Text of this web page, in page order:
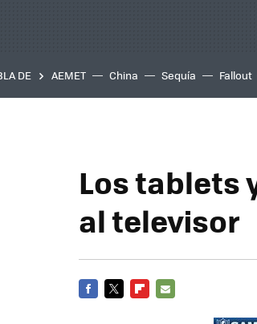
DE AEMET China Sequía Fallout
Los tablets
al televisor